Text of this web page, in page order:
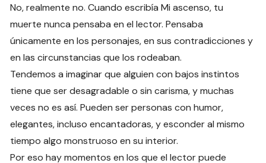
No, realmente no. Cuando escribía Mi ascenso, tu
muerte nunca pensaba en el lector. Pensaba
únicamente en los personajes, en sus contradicciones y
en las circunstancias que los rodeaban.
Tendemos a imaginar que alguien con bajos instintos
tiene que ser desagradable o sin carisma, y muchas
veces no es así. Pueden ser personas con humor,
elegantes, incluso encantadoras, y esconder al mismo
tiempo algo monstruoso en su interior.
Por eso hay momentos en los que el lector puede